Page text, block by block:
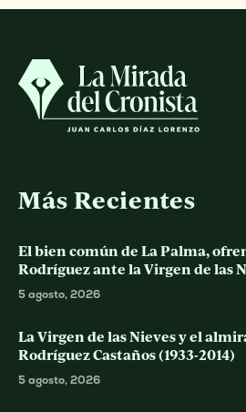
Más Recientes
El bien común de La Palma,
Rodríguez ante la Virgen de las
5 agosto, 2026
La Virgen de las Nieves y el
Rodríguez Castaños (1933-2014)
5 agosto, 2026